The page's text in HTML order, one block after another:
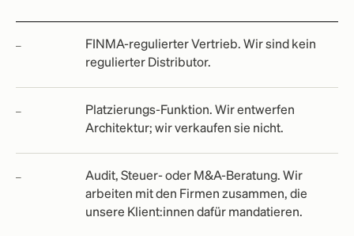
FINMA-regulierter Vertrieb. Wir sind kein
regulierter Distributor.
Platzierungs-Funktion. Wir entwerfen
Architektur; wir verkaufen sie nicht.
Audit, Steuer- oder M&A-Beratung. Wir
arbeiten mit den Firmen zusammen, die
unsere Klient:innen dafür mandatieren.